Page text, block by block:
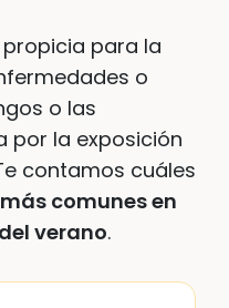
para la
o
o las
por la exposición
contamos cuáles
comunes en
verano.